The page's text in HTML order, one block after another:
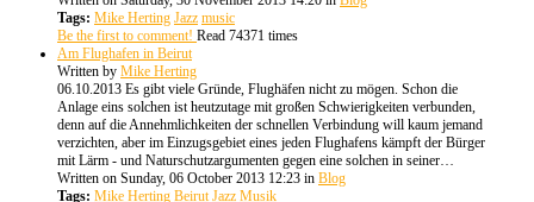
Tags: Mike Herting Jazz music
Be the first to comment! Read 74371 times
Am Flughafen in Beirut
Written by Mike Herting
06.10.2013 Es gibt viele Gründe, Flughäfen nicht zu mögen. Schon die
Anlage eins solchen ist heutzutage mit großen Schwierigkeiten verbunden,
denn auf die Annehmlichkeiten der schnellen Verbindung will kaum jemand
verzichten, aber im Einzugsgebiet eines jeden Flughafens kämpft der Bürger
mit Lärm - und Naturschutzargumenten gegen eine solchen in seiner…
Written on Sunday, 06 October 2013 12:23 in Blog
Tags: Mike Herting Beirut Jazz Musik